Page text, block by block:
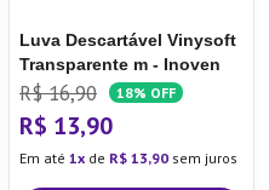
Luva Descartável Vinysoft
Transparente m - Inoven
R$ 16,90 18% OFF
R$ 13,90
Em até 1 de R$ 13,90 sem juros